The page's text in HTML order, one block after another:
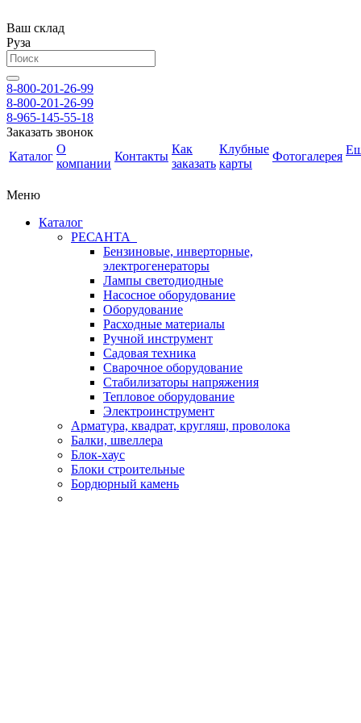
Ваш склад
Руза
8-800-201-26-99
8-800-201-26-99
8-965-145-55-18
Заказать звонок
Каталог
О
компании
Контакты
Как
заказать
Клубные
карты
Фотогалерея
Меню
Каталог
РЕСАНТА
Бензиновые, инверторные,
электрогенераторы
Лампы светодиодные
Насосное оборудование
Оборудование
Расходные материалы
Ручной инструмент
Садовая техника
Сварочное оборудование
Стабилизаторы напряжения
Тепловое оборудование
Электроинструмент
Арматура, квадрат, кругляш, проволока
Балки, швеллера
Блок-хаус
Блоки строительные
Бордюрный камень